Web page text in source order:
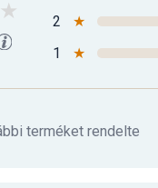
2
★
1
★
terméket rendelte